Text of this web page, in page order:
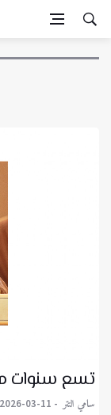
تسع سنوات
سامي التتر 2026-03-11